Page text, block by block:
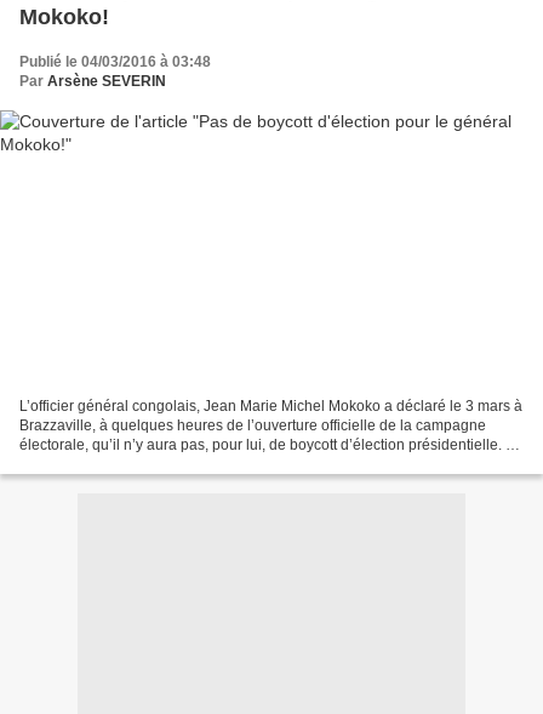
Mokoko!
Publié le 04/03/2016 à 03:48
Par Arsène SEVERIN
L’officier général congolais, Jean Marie Michel Mokoko a déclaré le 3 mars à
Brazzaville, à quelques heures de l’ouverture officielle de la campagne
électorale, qu’il n’y aura pas, pour lui, de boycott d’élection présidentielle. Au